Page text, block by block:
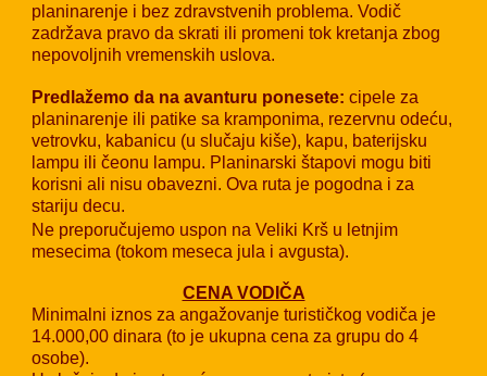
planinarenje i bez zdravstvenih problema. Vodič
zadržava pravo da skrati ili promeni tok kretanja zbog
nepovoljnih vremenskih uslova.
Predlažemo da na avanturu ponesete:cipele za
planinarenje ili patike sa kramponima, rezervnu odeću,
vetrovku, kabanicu (u slučaju kiše), kapu, baterijsku
lampu ili čeonu lampu. Planinarski štapovi mogu biti
korisni ali nisu obavezni. Ova ruta je pogodna i za
stariju decu.
Ne preporučujemo uspon na Veliki Krš u letnjim
mesecima (tokom meseca jula i avgusta).
CENA VODIČA
Minimalni iznos za angažovanje turističkog vodiča je
14.000,00 dinara (to je ukupna cena za grupu do 4
osobe).